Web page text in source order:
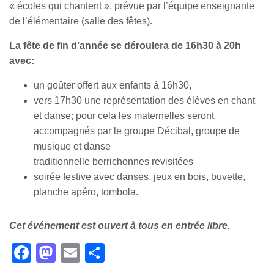
« écoles qui chantent », prévue par l’équipe enseignante
de l’élémentaire (salle des fêtes).
La fête de fin d’année se déroulera de 16h30 à 20h
avec:
un goûter offert aux enfants à 16h30,
vers 17h30 une représentation des élèves en chant
et danse; pour cela les maternelles seront
accompagnés par le groupe Décibal, groupe de
musique et danse
traditionnelle berrichonnes revisitées
soirée festive avec danses, jeux en bois, buvette,
planche apéro, tombola.
Cet événement est ouvert à tous en entrée libre.
F
M
E